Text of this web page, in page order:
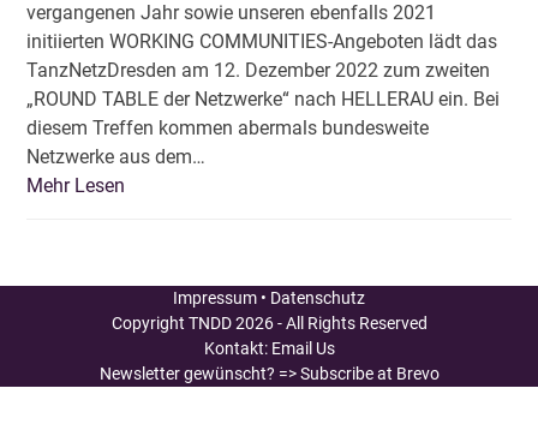
vergangenen Jahr sowie unseren ebenfalls 2021
initiierten WORKING COMMUNITIES-Angeboten lädt das
TanzNetzDresden am 12. Dezember 2022 zum zweiten
„ROUND TABLE der Netzwerke“ nach HELLERAU ein. Bei
diesem Treffen kommen abermals bundesweite
Netzwerke aus dem…
Mehr Lesen
Impressum • Datenschutz
Copyright TNDD2026 - All Rights Reserved
Kontakt: Email Us
Newsletter gewünscht? => Subscribe at Brevo